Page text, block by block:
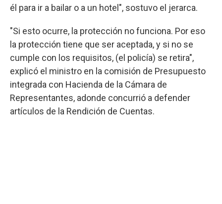
él para ir a bailar o a un hotel", sostuvo el jerarca.
"Si esto ocurre, la protección no funciona. Por eso
la protección tiene que ser aceptada, y si no se
cumple con los requisitos, (el policía) se retira",
explicó el ministro en la comisión de Presupuesto
integrada con Hacienda de la Cámara de
Representantes, adonde concurrió a defender
artículos de la Rendición de Cuentas.